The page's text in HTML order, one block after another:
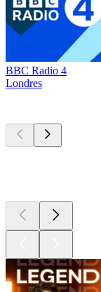
BBC Radio 4
Londres